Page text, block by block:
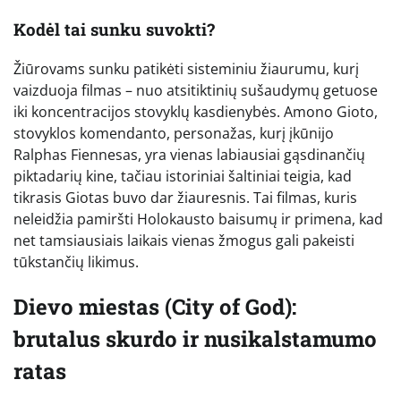
Kodėl tai sunku suvokti?
Žiūrovams sunku patikėti sisteminiu žiaurumu, kurį
vaizduoja filmas – nuo atsitiktinių sušaudymų getuose
iki koncentracijos stovyklų kasdienybės. Amono Gioto,
stovyklos komendanto, personažas, kurį įkūnijo
Ralphas Fiennesas, yra vienas labiausiai gąsdinančių
piktadarių kine, tačiau istoriniai šaltiniai teigia, kad
tikrasis Giotas buvo dar žiauresnis. Tai filmas, kuris
neleidžia pamiršti Holokausto baisumų ir primena, kad
net tamsiausiais laikais vienas žmogus gali pakeisti
tūkstančių likimus.
Dievo miestas (City of God):
brutalus skurdo ir nusikalstamumo
ratas